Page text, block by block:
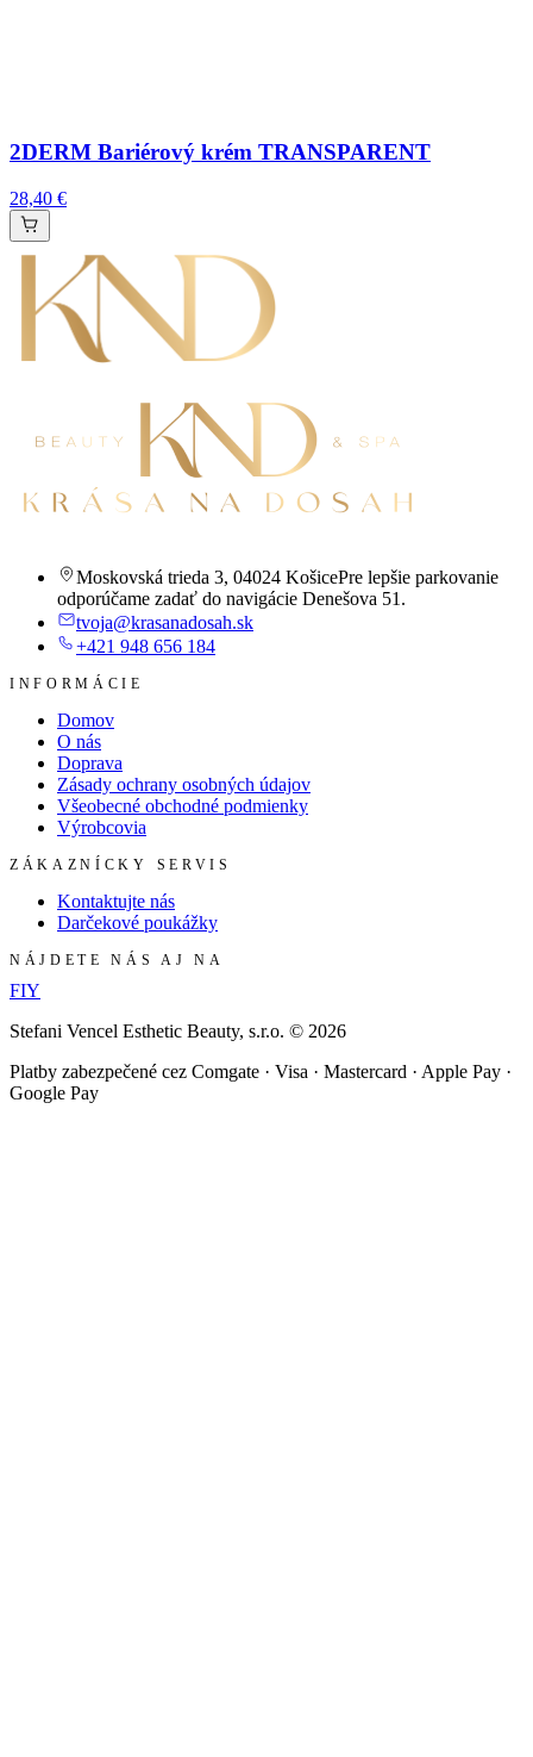
2DERM Bariérový krém TRANSPARENT
28,40 €
Moskovská trieda 3, 04024 KošicePre lepšie parkovanie
odporúčame zadať do navigácie Denešova 51.
tvoja@krasanadosah.sk
+421 948 656 184
INFORMÁCIE
Domov
O nás
Doprava
Zásady ochrany osobných údajov
Všeobecné obchodné podmienky
Výrobcovia
ZÁKAZNÍCKY SERVIS
Kontaktujte nás
Darčekové poukážky
NÁJDETE NÁS AJ NA
FIY
Stefani Vencel Esthetic Beauty, s.r.o. © 2026
Platby zabezpečené cez Comgate · Visa · Mastercard · Apple Pay ·
Google Pay